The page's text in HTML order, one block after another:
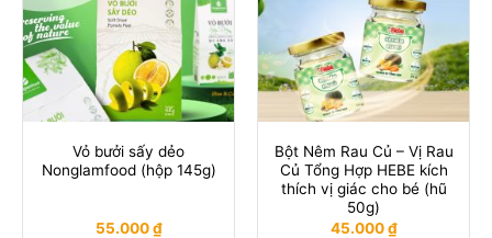
Vỏ bưởi sấy dẻo
Nonglamfood (hộp 145g)
55.000₫
Bột Nêm Rau Củ – Vị Rau
Củ Tổng Hợp HEBE kích
thích vị giác cho bé (hũ
50g)
45.000₫